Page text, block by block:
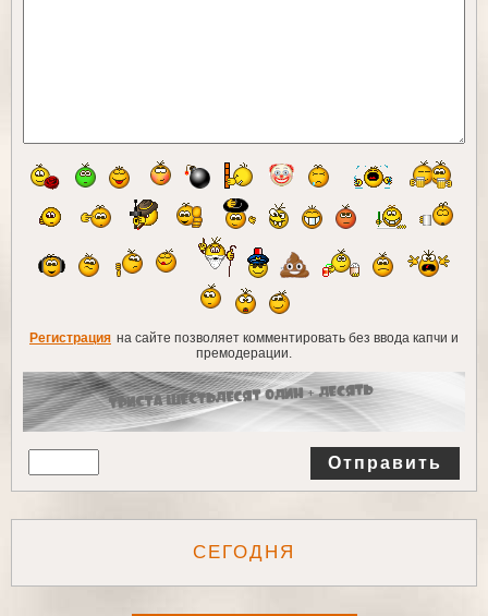
Регистрация на сайте позволяет комментировать без ввода капчи и
премодерации.
Отправить
СЕГОДНЯ